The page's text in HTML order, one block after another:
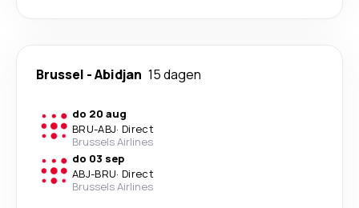
Brussel -Abidjan 15 dagen
do 20 aug
BRU-ABJ· Direct
Brussels Airlines
do 03 sep
ABJ-BRU· Direct
Brussels Airlines